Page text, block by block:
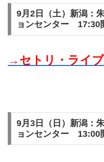
9月2日（土）新潟：
ョンセンター 17:30
→セトリ・ライ
9月3日（日）新潟：
ョンセンター 13:00